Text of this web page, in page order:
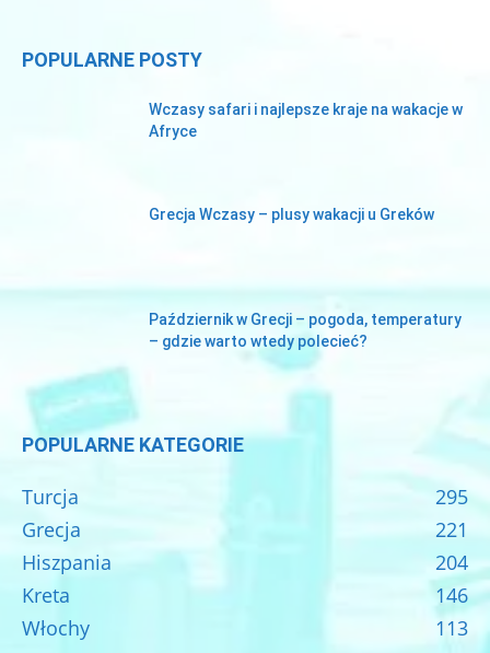
POPULARNE POSTY
Wczasy safari i najlepsze kraje na wakacje w
Afryce
Grecja Wczasy – plusy wakacji u Greków
Październik w Grecji – pogoda, temperatury
– gdzie warto wtedy polecieć?
POPULARNE KATEGORIE
Turcja
295
Grecja
221
Hiszpania
204
Kreta
146
Włochy
113